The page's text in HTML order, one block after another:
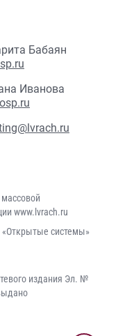
Бабаян
Иванова
www.lvrach.ru
«Открытые системы»
издания Эл. №